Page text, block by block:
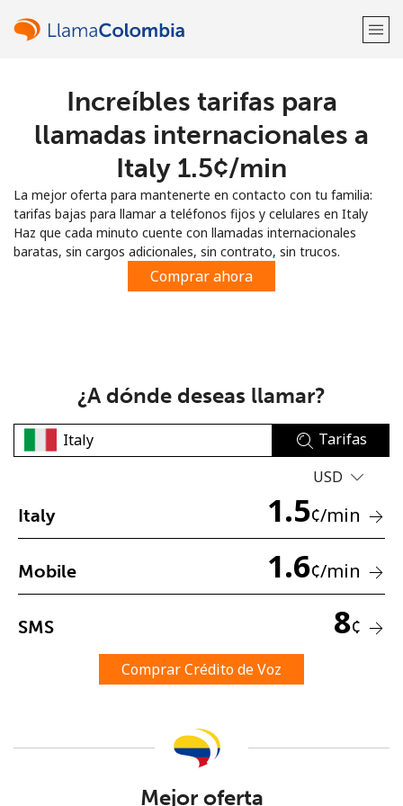
¡Bienvenido!
Regístrate con
Mínimo 8 caracteres
Una letra mayúscula y una minúscula
Un caracter especial
Mantente en contacto para recibir nuestras mejores
Increíbles tarifas para
llamadas internacionales a
Italy ⁦1.5¢⁩/min
La mejor oferta para mantenerte en contacto con tu familia:
tarifas bajas para llamar a teléfonos fijos y celulares en Italy
Haz que cada minuto cuente con llamadas internacionales
baratas, sin cargos adicionales, sin contrato, sin trucos.
Comprar ahora
¿A dónde deseas llamar?
Tarifas
USD
Italy 1.5¢/min
Mobile 1.6¢/min
SMS 8¢
Comprar Crédito de Voz
Mejor oferta